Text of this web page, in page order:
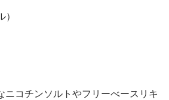
ニコチンソルトやフリーべースリキ